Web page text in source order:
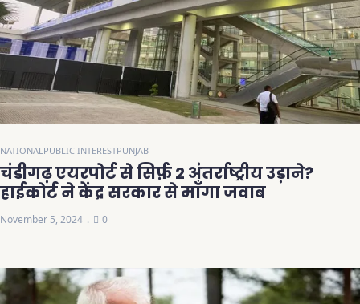
NATIONAL PUBLIC INTERESTPUNJAB
चंडीगढ़ एयरपोर्ट से सिर्फ़ 2 अंतर्राष्ट्रीय उड़ाने?
हाईकोर्ट ने केंद्र सरकार से माँगा जवाब
November 5, 2024 0